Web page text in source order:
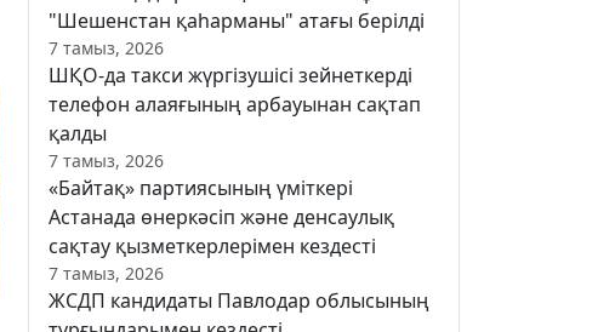
"Шешенстан қаһарманы" атағы берілді
7 тамыз, 2026
ШҚО-да такси жүргізушісі зейнеткерді
телефон алаяғының арбауынан сақтап
қалды
7 тамыз, 2026
«Байтақ» партиясының үміткері
Астанада өнеркәсіп және денсаулық
сақтау қызметкерлерімен кездесті
7 тамыз, 2026
ЖСДП кандидаты Павлодар облысының